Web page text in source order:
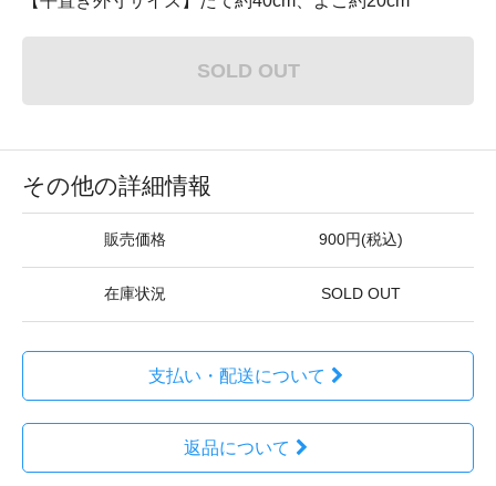
SOLD OUT
その他の詳細情報
販売価格 900円(税込)
在庫状況 SOLD OUT
支払い・配送について
返品について